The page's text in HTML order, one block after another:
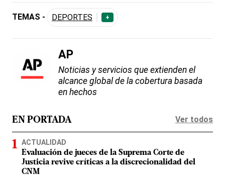
TEMAS - DEPORTES +
AP
Noticias y servicios que extienden el
alcance global de la cobertura basada
en hechos
EN PORTADA Ver todos
ACTUALIDAD
Evaluación de jueces de la Suprema Corte de
Justicia revive críticas a la discrecionalidad del
CNM